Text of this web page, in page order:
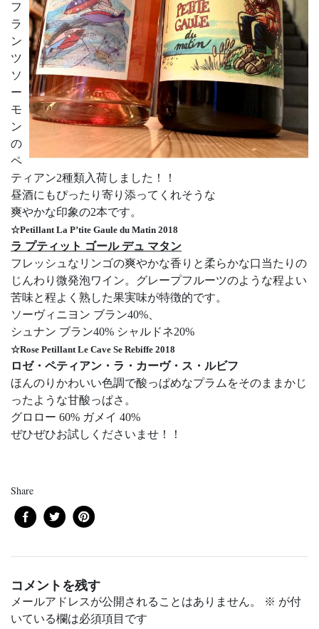
フ
ラ
ン
ツ
ソ
ー
モ
ン
の
ペ
ティアン2種類入荷しました！！
昼酒にもぴったり寄り添ってくれそうな
爽やかな印象の2本です。
☆Petillant La P’tite Gaule du Matin 2018
ラ プティット ゴール デュ マタン
フレッシュなリンゴの爽やかな香りと柔らかな口当たりの
じんわり微発泡ワイン。グレープフルーツのような程よい
苦味と程よく熟した果実味が特徴的です。
ソーヴィニヨン ブラン40%、
シュナン ブラン40% シャルドネ20%
☆Rose Petillant Le Cave Se Rebiffe 2018
ロゼ・ペティアン・ラ・カーヴ・ス・ルビフ
ほんのりかわいい色調で酸っぱめなプラムをそのままかじ
ったような甘酸っぱさ。
グロロー 60% ガメイ 40%
ぜひぜひお試しくださいませ！！
Share
コメントを残す
メールアドレスが公開されることはありません。 ※ が付
いている欄は必須項目です